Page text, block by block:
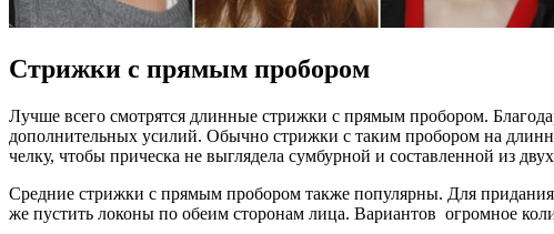
Стрижки с прямым пробором
Лучше всего смотрятся длинные стрижки с прямым пробором.
дополнительных усилий. Обычно стрижки с таким пробором на
челку, чтобы прическа не выглядела сумбурной и составленной из
Средние стрижки с прямым пробором также популярны. Для придания
же пустить локоны по обеим сторонам лица. Вариантов огромное